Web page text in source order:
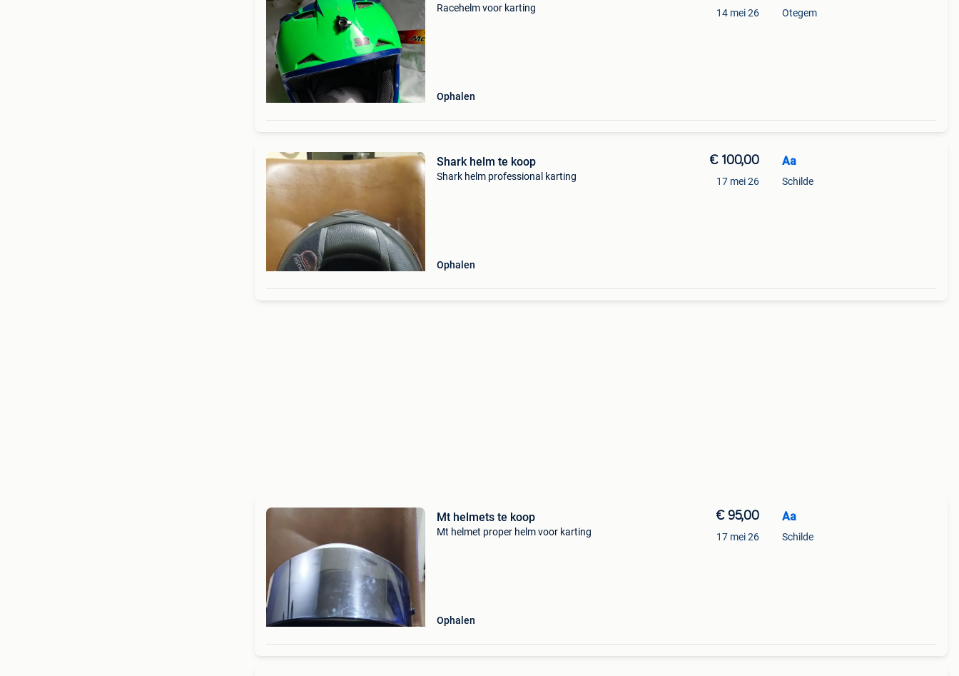
Racehelm voor karting
Ophalen
14 mei 26 Otegem
Shark helm te koop
Shark helm professional karting
Ophalen
€ 100,00
17 mei 26
Aa
Schilde
Mt helmets te koop
Mt helmet proper helm voor karting
Ophalen
€ 95,00
17 mei 26
Aa
Schilde